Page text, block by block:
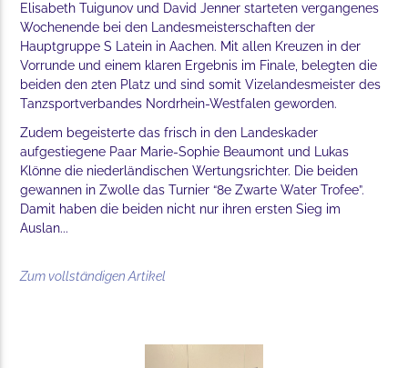
Elisabeth Tuigunov und David Jenner starteten vergangenes
Wochenende bei den Landesmeisterschaften der
Hauptgruppe S Latein in Aachen. Mit allen Kreuzen in der
Vorrunde und einem klaren Ergebnis im Finale, belegten die
beiden den 2ten Platz und sind somit Vizelandesmeister des
Tanzsportverbandes Nordrhein-Westfalen geworden.
Zudem begeisterte das frisch in den Landeskader
aufgestiegene Paar Marie-Sophie Beaumont und Lukas
Klönne die niederländischen Wertungsrichter. Die beiden
gewannen in Zwolle das Turnier “8e Zwarte Water Trofee”.
Damit haben die beiden nicht nur ihren ersten Sieg im
Auslan...
Zum vollständigen Artikel